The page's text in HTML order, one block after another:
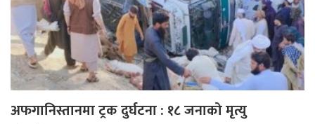
अफगानिस्तानमा ट्रक दुर्घटना : १८ जनाको मृत्यु